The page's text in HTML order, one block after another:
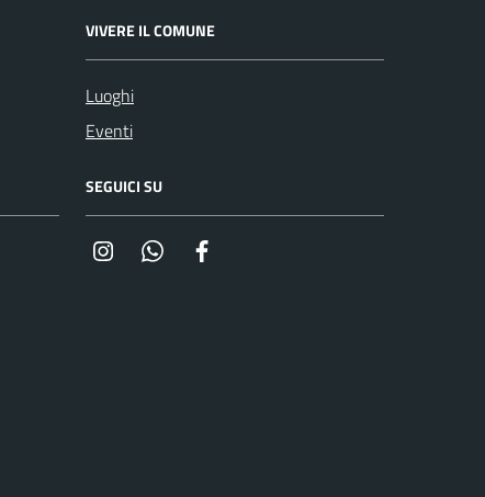
VIVERE IL COMUNE
Luoghi
Eventi
SEGUICI SU
InstagramWhatsapp